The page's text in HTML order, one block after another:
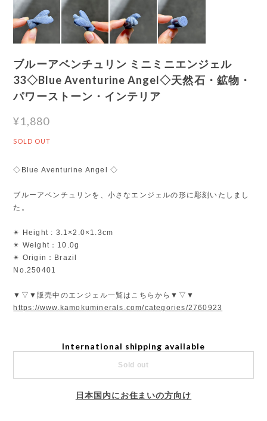
ブルーアベンチュリン ミニミニエンジェル
33◇Blue Aventurine Angel◇天然石・鉱物・
パワーストーン・インテリア
¥1,880
SOLD OUT
◇Blue Aventurine Angel ◇
ブルーアベンチュリンを、小さなエンジェルの形に彫刻いたしまし
た。
✴︎ Height : 3.1×2.0×1.3cm
✴︎ Weight：10.0g
✴︎ Origin：Brazil
No.250401
▼▽▼販売中のエンジェル一覧はこちらから▼▽▼
https://www.kamokuminerals.com/categories/2760923
International shipping available
Sold out
日本国内にお住まいの方向け